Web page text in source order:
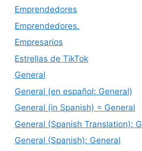
Emprendedores
Emprendedores.
Empresarios
Estrellas de TikTok
General
General (en español: General)
General (in Spanish) = General
General (Spanish Translation):
General (Spanish): General